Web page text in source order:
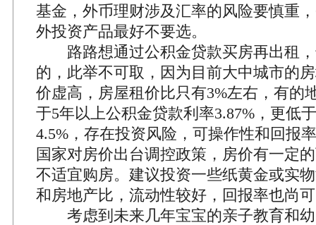
基金，外币理财涉及汇率的风险要慎重
外投资产品最好不要选。
路路想通过公积金贷款买房再出租，
的，此举不可取，因为目前大中城市的
价虚高，房屋租价比只有3%左右，有的
于5年以上公积金贷款利率3.87%，更低
4.5%，存在投资风险，可操作性和回报
国家对房价出台调控政策，房价有一定
不适宜购房。建议投资一些纸黄金或实
和房地产比，流动性较好，回报率也尚
考虑到未来几年宝宝的亲子教育和幼